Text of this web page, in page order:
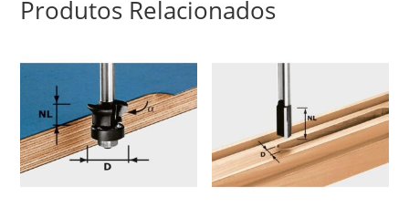
Produtos Relacionados